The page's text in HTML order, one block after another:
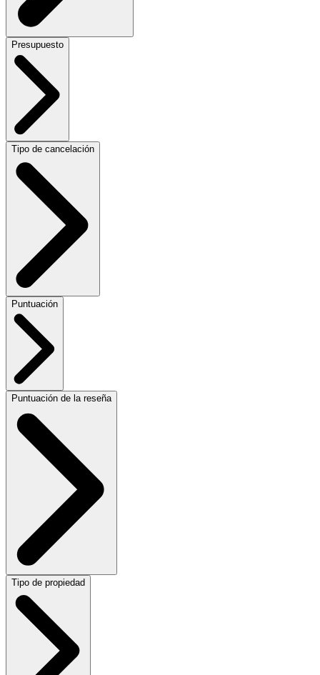
Presupuesto
Tipo de cancelación
Puntuación
Puntuación de la reseña
Tipo de propiedad